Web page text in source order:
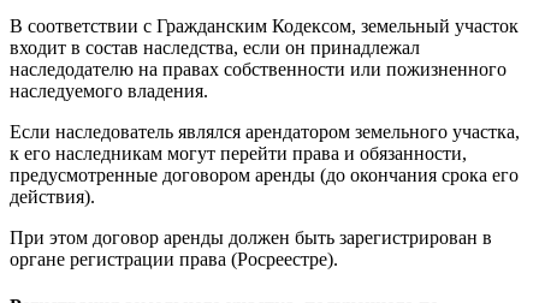
В соответствии с Гражданским Кодексом, земельный участок
входит в состав наследства, если он принадлежал
наследодателю на правах собственности или пожизненного
наследуемого владения.
Если наследователь являлся арендатором земельного участка,
к его наследникам могут перейти права и обязанности,
предусмотренные договором аренды (до окончания срока его
действия).
При этом договор аренды должен быть зарегистрирован в
органе регистрации права (Росреестре).